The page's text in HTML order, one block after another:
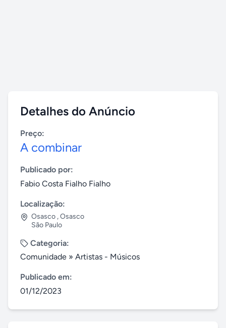
Detalhes do Anúncio
Preço:
A combinar
Publicado por:
Fabio Costa Fialho Fialho
Localização:
Osasco ,Osasco
São Paulo
Categoria:
Comunidade » Artistas - Músicos
Publicado em:
01/12/2023